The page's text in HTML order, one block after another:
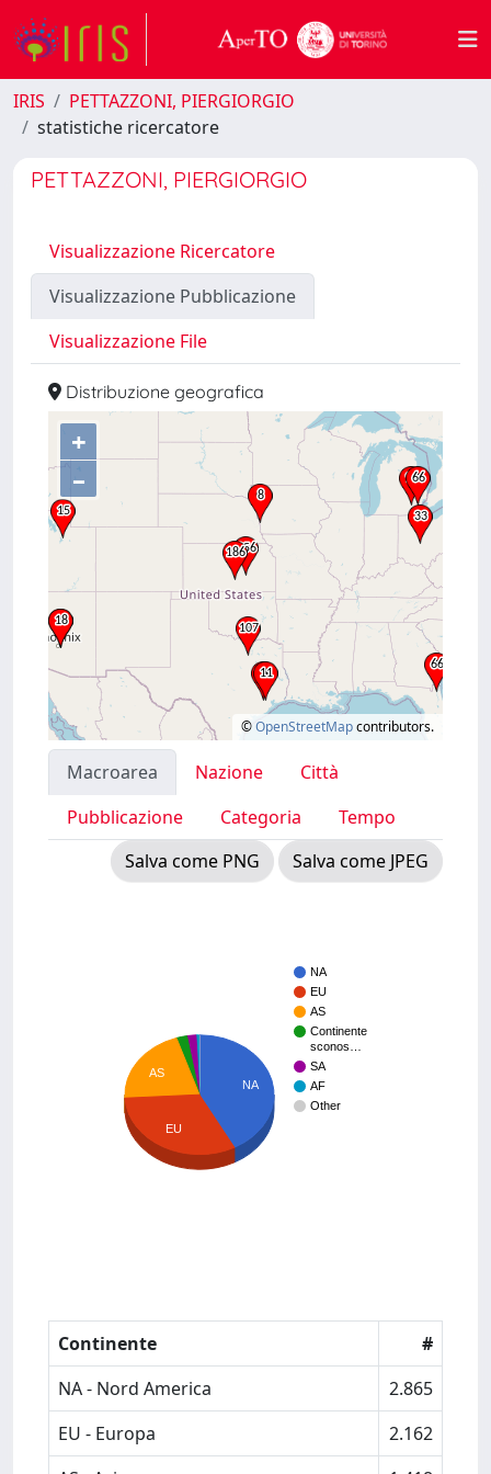
IRIS
PETTAZZONI, PIERGIORGIO
statistiche ricercatore
PETTAZZONI, PIERGIORGIO
Visualizzazione Ricercatore
Visualizzazione Pubblicazione
Visualizzazione File
Distribuzione geografica
+
–
©OpenStreetMapcontributors.
Macroarea Nazione
Città
Pubblicazione
Categoria
Tempo
Salva come PNG
Salva come JPEG
NA
EU
AS
Continente
sconos…
SA
AF
Other
NA
AS
EU
Continente
#
NA - Nord America
2.865
EU - Europa
2.162